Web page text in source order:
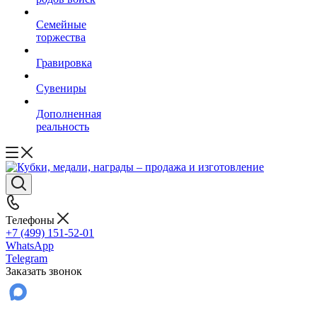
Семейные
торжества
Гравировка
Сувениры
Дополненная
реальность
Телефоны
+7 (499) 151-52-01
WhatsApp
Telegram
Заказать звонок